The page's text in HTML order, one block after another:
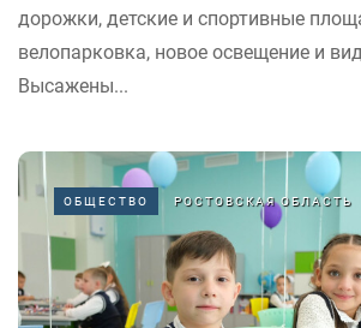
дорожки, детские и спортивные
велопарковка, новое освещение и
Высажены...
ОБЩЕСТВО РОСТОВСКАЯ ОБЛАСТЬ